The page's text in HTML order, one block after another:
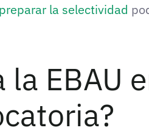
la selectividad
la EBAU